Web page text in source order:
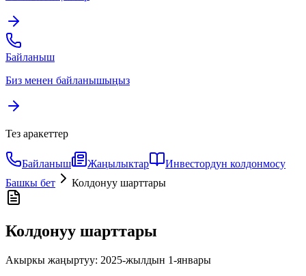
Байланыш
Биз менен байланышыңыз
Тез аракеттер
Байланыш Жаңылыктар
Инвестордун колдонмосу
Башкы бет
Колдонуу шарттары
Колдонуу шарттары
Акыркы жаңыртуу: 2025-жылдын 1-январы